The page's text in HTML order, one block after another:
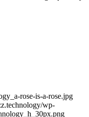
rose-is-a-rose.jpg
wp-